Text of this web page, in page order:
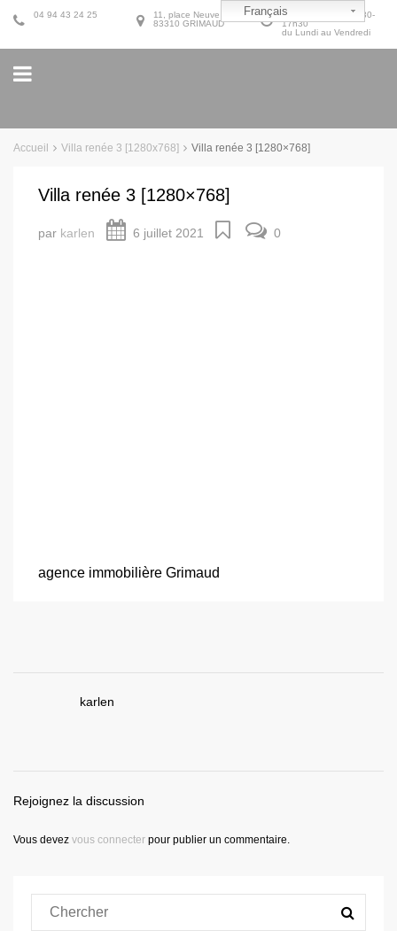
9h30-12h30 et 14h30-
17h30
du Lundi au Vendredi
11, place Neuve
83310 GRIMAUD
04 94 43 24 25
Accueil Villa renée 3 [1280x768] Villa renée 3 [1280×768]
Villa renée 3 [1280×768]
par karlen 6 juillet 2021 0
agence immobilière Grimaud
karlen
Rejoignez la discussion
Vous devez vous connecter pour publier un commentaire.
Français